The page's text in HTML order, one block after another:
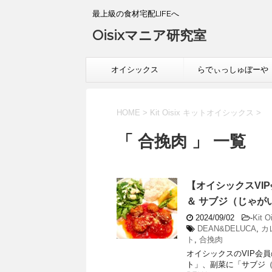
最上級の食材宅配LIFEへ
Oisixマニア研究室
オイシックス らでぃっしゅぼーや
HOME > Kit Oisix キットオイシックス >
「 合挽肉 」 一覧
【オイシックス
＆ サブジ（じゃが
2024/09/02 -Kit
DEAN&DELUCA, カ
ト , 合挽肉
オイシックスのVIP会
ト」、副菜に「サブジ